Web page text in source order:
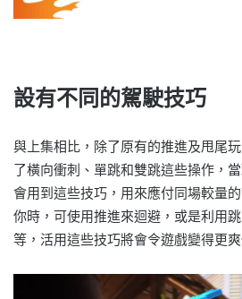
設有不同的駕駛技巧
與上集相比，除了原有的推進及甩尾
了橫向衝刺、單跳和雙跳這些操作，
會用到這些技巧，用來應付同場較量
你時，可使用推進來迴避，或是利用
等，活用這些技巧將會令遊戲變得更爽